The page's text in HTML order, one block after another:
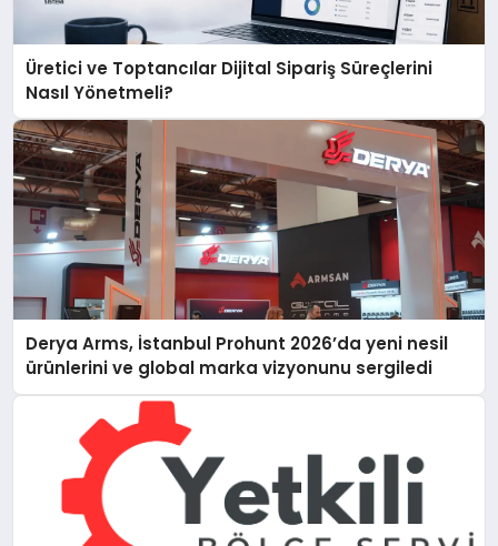
Üretici ve Toptancılar Dijital Sipariş Süreçlerini
Nasıl Yönetmeli?
Derya Arms, İstanbul Prohunt 2026’da yeni nesil
ürünlerini ve global marka vizyonunu sergiledi